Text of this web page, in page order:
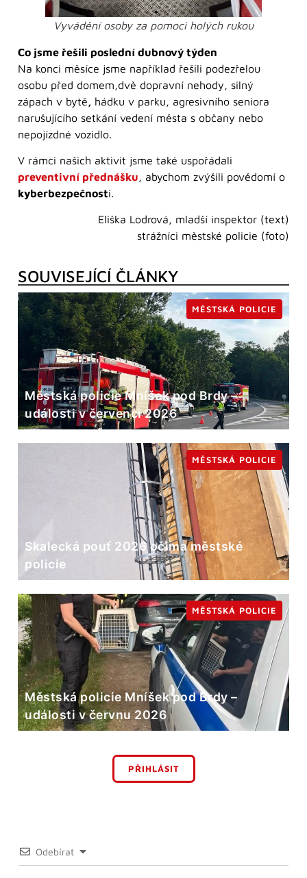
Vyvádění osoby za pomoci holých rukou
Co jsme řešili poslední dubnový týden
Na konci měsíce jsme například řešili podezřelou
osobu před domem,dvě dopravní nehody, silný
zápach v bytě, hádku v parku, agresivního seniora
narušujícího setkání vedení města s občany nebo
nepojízdné vozidlo.
V rámci našich aktivit jsme také uspořádali
preventivní přednášku, abychom zvýšili povědomí o
kyberbezpečnosti.
Eliška Lodrová, mladší inspektor (text)
strážníci městské policie (foto)
SOUVISEJÍCÍ ČLÁNKY
Městská policie Mníšek pod Brdy –
události v červenci 2026
MĚSTSKÁ POLICIE
Skalecká pouť 2026 očima městské
policie
MĚSTSKÁ POLICIE
Městská policie Mníšek pod Brdy –
události v červnu 2026
MĚSTSKÁ POLICIE
PŘIHLÁSIT
Odebírat